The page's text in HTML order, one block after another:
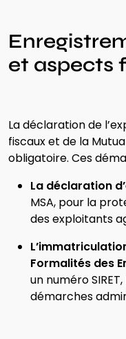
et aspects
La déclarationde
fiscaux et de la
obligatoire. Ces
La déclaration
MSA, pour la
des exploitants
Formalités des
un numéro
démarches